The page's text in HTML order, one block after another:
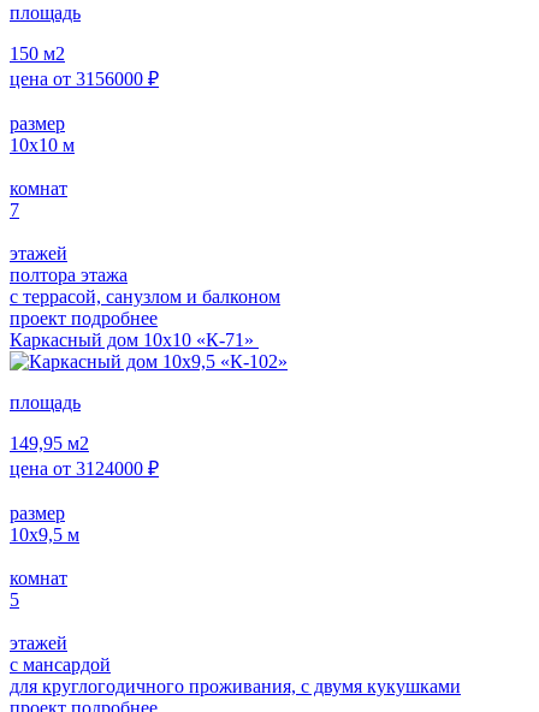
площадь
150 м2
цена от 3156000 ₽
размер
10х10 м
комнат
7
этажей
полтора этажа
с террасой, санузлом и балконом
проект подробнее
Каркасный дом 10х10 «К-71»
площадь
149,95 м2
цена от 3124000 ₽
размер
10х9,5 м
комнат
5
этажей
с мансардой
для круглогодичного проживания, с двумя кукушками
проект подробнее